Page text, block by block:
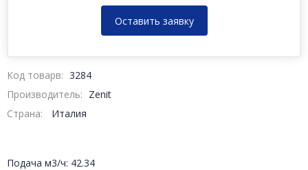
Код товарв: 3284
Производитель: Zenit
Страна:
Италия
Оставить заявку
Подача м3/ч: 42.34